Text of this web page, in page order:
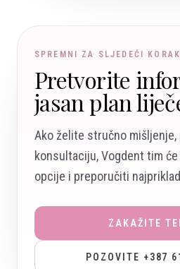
SPREMNI ZA SLJEDEĆI
Pretvorite
jasan plan
Ako želite stručno
konsultaciju, Vogdent tim
opcije i preporučiti
ZAKAŽITE
POZOVITE +387